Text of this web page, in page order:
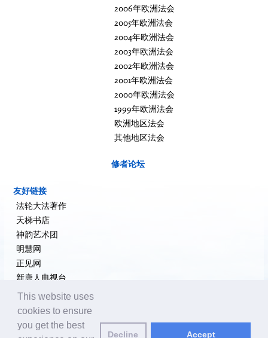
2006年欧洲法会
2005年欧洲法会
2004年欧洲法会
2003年欧洲法会
2002年欧洲法会
2001年欧洲法会
2000年欧洲法会
1999年欧洲法会
欧洲地区法会
其他地区法会
修者论坛
友好链接
法轮大法著作
天梯书店
神韵艺术团
明慧网
正见网
新唐人电视台
大纪元新闻网
希望之声
追查国际
This website uses
cookies to ensure
you get the best
Decline Accept